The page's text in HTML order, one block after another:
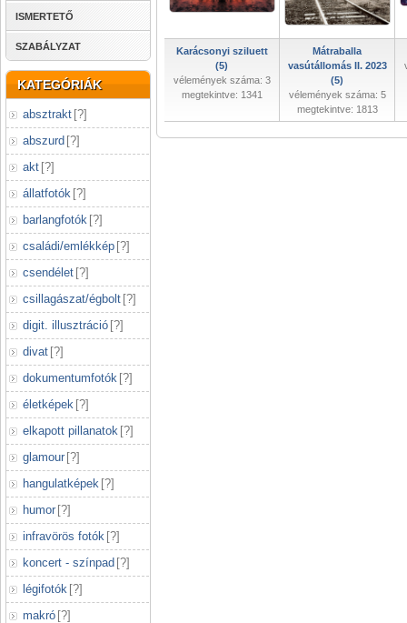
ISMERTETŐ
SZABÁLYZAT
KATEGÓRIÁK
absztrakt [?]
abszurd [?]
akt [?]
állatfotók [?]
barlangfotók [?]
családi/emlékkép [?]
csendélet [?]
csillagászat/égbolt [?]
digit. illusztráció [?]
divat [?]
dokumentumfotók [?]
életképek [?]
elkapott pillanatok [?]
glamour [?]
hangulatképek [?]
humor [?]
infravörös fotók [?]
koncert - színpad [?]
légifotók [?]
makró [?]
Karácsonyi sziluett
(5)
vélemények száma: 3
megtekintve: 1341
Mátraballa
vasútállomás II. 2023
(5)
vélemények száma: 5
megtekintve: 1813